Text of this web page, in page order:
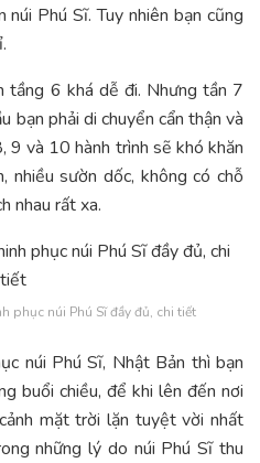
Phú Sĩ. Tuy nhiên bạn cũng
6 khá dễ đi. Nhưng tần 7
bạn phải di chuyển cẩn thận và
và 10 hành trình sẽ khó khăn
nhiều sườn dốc, không có chỗ
nhau rất xa.
phục núi Phú Sĩ đầy đủ, chi tiết
núi Phú Sĩ, Nhật Bản thì bạn
buổi chiều, để khi lên đến nơi
mặt trời lặn tuyệt vời nhất
những lý do núi Phú Sĩ thu